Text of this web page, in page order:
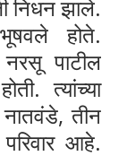
निधन झाले.
होते.
नरसू पाटील
त्यांच्या
तीन
आहे.